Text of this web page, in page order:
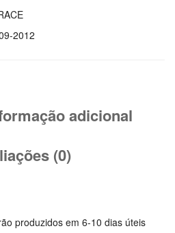
2012
adicional
(0)
produzidos em 6-10 dias úteis